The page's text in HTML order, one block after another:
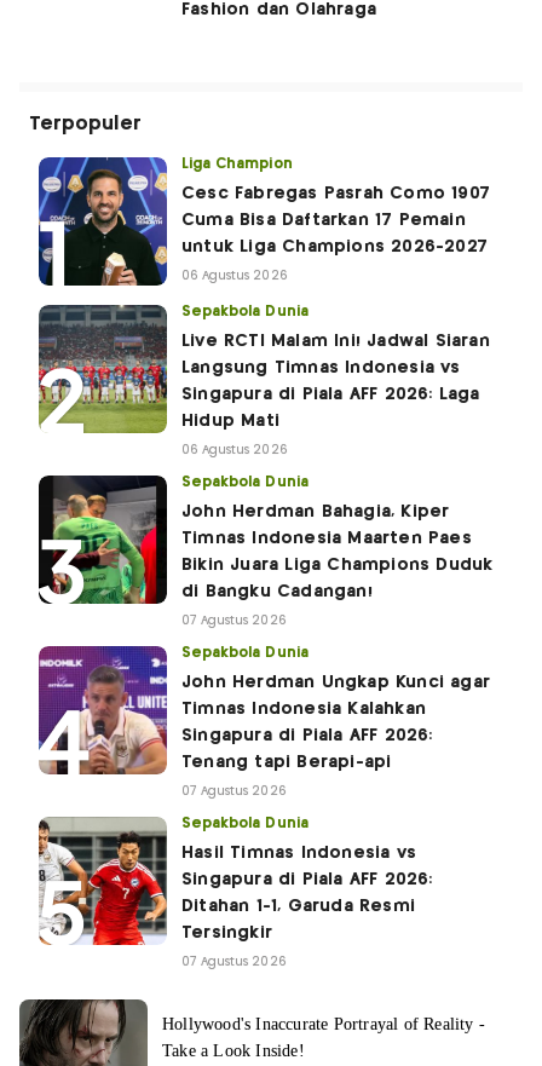
Fashion dan Olahraga
Terpopuler
Liga Champion
Cesc Fabregas Pasrah Como 1907
Cuma Bisa Daftarkan 17 Pemain
untuk Liga Champions 2026-2027
06 Agustus 2026
Sepakbola Dunia
Live RCTI Malam Ini! Jadwal Siaran
Langsung Timnas Indonesia vs
Singapura di Piala AFF 2026: Laga
Hidup Mati
06 Agustus 2026
Sepakbola Dunia
John Herdman Bahagia, Kiper
Timnas Indonesia Maarten Paes
Bikin Juara Liga Champions Duduk
di Bangku Cadangan!
07 Agustus 2026
Sepakbola Dunia
John Herdman Ungkap Kunci agar
Timnas Indonesia Kalahkan
Singapura di Piala AFF 2026:
Tenang tapi Berapi-api
07 Agustus 2026
Sepakbola Dunia
Hasil Timnas Indonesia vs
Singapura di Piala AFF 2026:
Ditahan 1-1, Garuda Resmi
Tersingkir
07 Agustus 2026